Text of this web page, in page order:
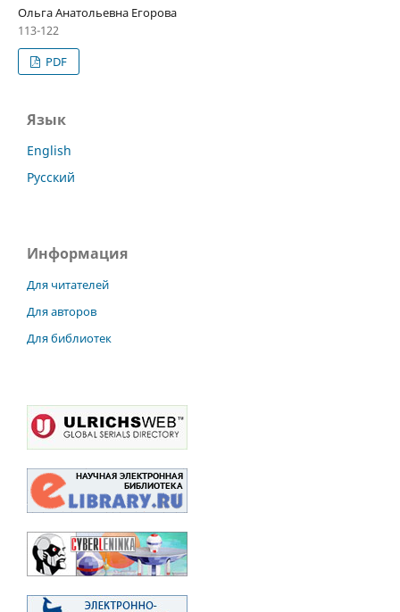
Ольга Анатольевна Егорова
113-122
PDF
Язык
English
Русский
Информация
Для читателей
Для авторов
Для библиотек